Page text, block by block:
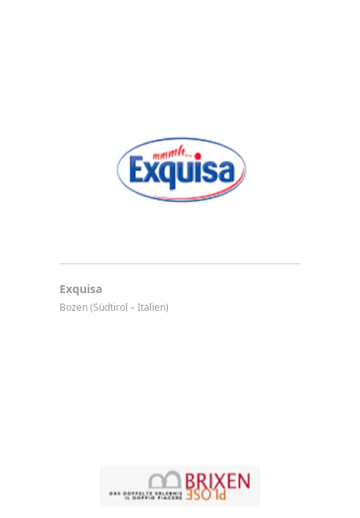
Exquisa
Bozen (Südtirol – Italien)